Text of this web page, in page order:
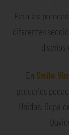
Para las
diferentes
diseños
En Smile
pequeños
Unidos. Ropa